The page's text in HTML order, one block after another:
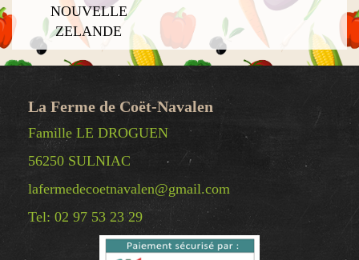
NOUVELLE
ZELANDE
La Ferme de Coët-Navalen
Famille LE DROGUEN
56250 SULNIAC
lafermedecoetnavalen@gmail.com
Tel: 02 97 53 23 29